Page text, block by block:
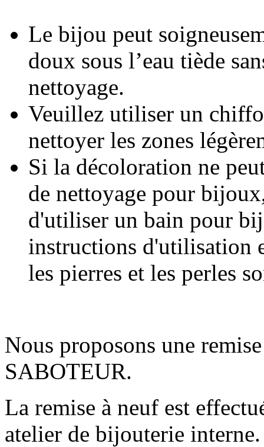
Le bijou peut
doux sous l’eau tiède
nettoyage.
Veuillez utiliser un
nettoyer les zones
Si la décoloration ne
de nettoyage pour
d'utiliser un bain pour
instructions d'utilisation
les pierres et les perles
Nous proposons une
SABOTEUR.
La remise à neuf est
atelier de bijouterie interne.